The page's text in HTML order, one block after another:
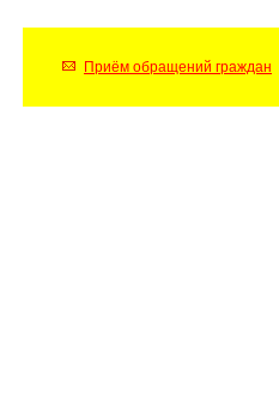
Приём обращений граждан